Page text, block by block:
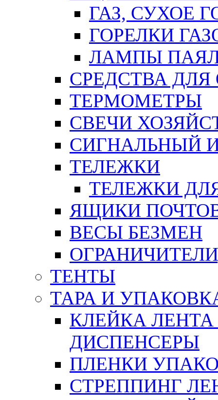
ГАЗ, СУХОЕ
ГОРЕЛКИ
ЛАМПЫ
СРЕДСТВА
ТЕРМОМЕТРЫ
СВЕЧИ
СИГНАЛЬНЫЙ
ТЕЛЕЖКИ
ТЕЛЕЖКИ
ЯЩИКИ
ВЕСЫ БЕЗМЕН
ТЕНТЫ
ТАРА И
КЛЕЙКА
ДИСПЕНСЕРЫ
ПЛЕНКИ
СТРЕППИНГ